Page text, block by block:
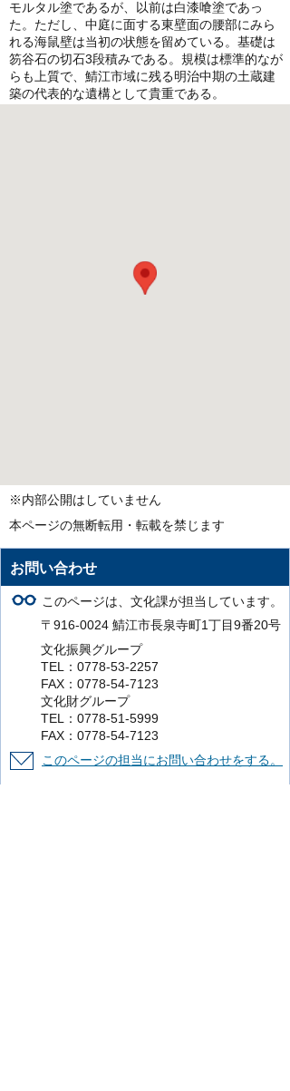
モルタル塗であるが、以前は白漆喰塗であっ
た。ただし、中庭に面する東壁面の腰部にみら
れる海鼠壁は当初の状態を留めている。基礎は
笏谷石の切石3段積みである。規模は標準的なが
らも上質で、鯖江市域に残る明治中期の土蔵建
築の代表的な遺構として貴重である。
※内部公開はしていません
本ページの無断転用・転載を禁じます
お問い合わせ
このページは、文化課が担当しています。
〒916-0024 鯖江市長泉寺町1丁目9番20号
文化振興グループ
TEL：0778-53-2257
FAX：0778-54-7123
文化財グループ
TEL：0778-51-5999
FAX：0778-54-7123
このページの担当にお問い合わせをする。